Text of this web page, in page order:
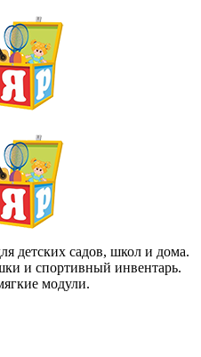
детских садов, школ и дома.
и спортивный инвентарь.
модули.